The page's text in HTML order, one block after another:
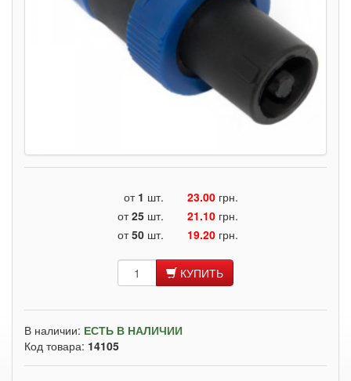
от 1 шт. 23.00 грн.
от25 шт. 21.10 грн.
от50 шт. 19.20 грн.
КУПИТЬ
В наличии: ЕСТЬ В НАЛИЧИИ
Код товара: 14105